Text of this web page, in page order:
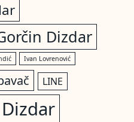
Dizdar
Ivan Lovrenović
LINE